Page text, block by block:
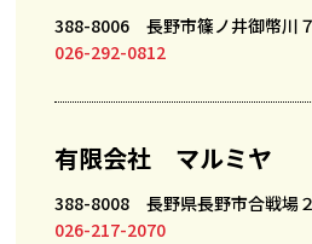
388-8006 長野市篠ノ井御幣川
026-292-0812
有限会社 マルミヤ
388-8008 長野県長野市合戦場
026-217-2070